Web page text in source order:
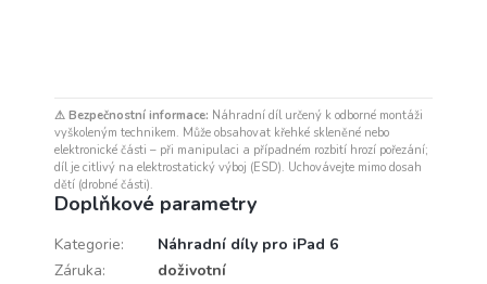
⚠ Bezpečnostní informace: Náhradní díl určený k odborné montáži
vyškoleným technikem. Může obsahovat křehké skleněné nebo
elektronické části – při manipulaci a případném rozbití hrozí pořezání;
díl je citlivý na elektrostatický výboj (ESD). Uchovávejte mimo dosah
dětí (drobné části).
Doplňkové parametry
Kategorie:
Náhradní díly pro iPad 6
Záruka:
doživotní